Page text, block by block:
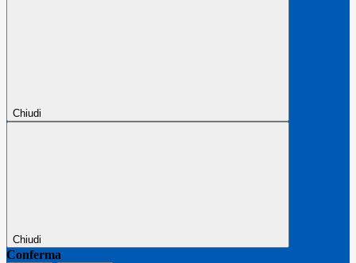
Chiudi
Chiudi
Conferma